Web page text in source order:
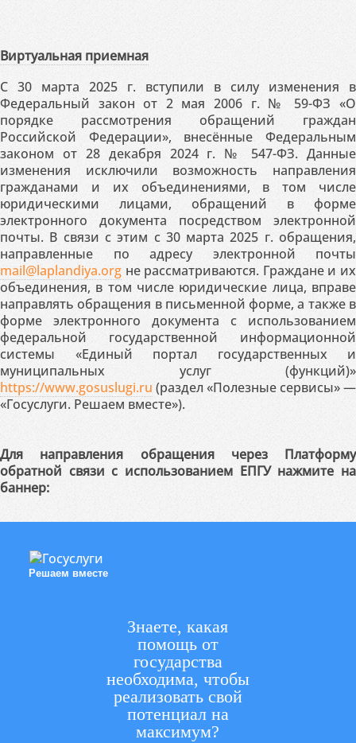
Виртуальная приемная
С 30 марта 2025 г. вступили в силу изменения в
Федеральный закон от 2 мая 2006 г. № 59-ФЗ «О
порядке рассмотрения обращений граждан
Российской Федерации», внесённые Федеральным
законом от 28 декабря 2024 г. № 547-ФЗ. Данные
изменения исключили возможность направления
гражданами и их объединениями, в том числе
юридическими лицами, обращений в форме
электронного документа посредством электронной
почты. В связи с этим с 30 марта 2025 г. обращения,
направленные по адресу электронной почты
mail@laplandiya.org не рассматриваются. Граждане и их
объединения, в том числе юридические лица, вправе
направлять обращения в письменной форме, а также в
форме электронного документа с использованием
федеральной государственной информационной
системы «Единый портал государственных и
муниципальных услуг (функций)»
https://www.gosuslugi.ru (раздел «Полезные сервисы» —
«Госуслуги. Решаем вместе»).
Для направления обращения через Платформу
обратной связи с использованием ЕПГУ нажмите на
баннер:
Решаем вместе
Знаете, какая
помощь от
государства
необходима, чтобы
реализовать свой
потенциал на
максимум?